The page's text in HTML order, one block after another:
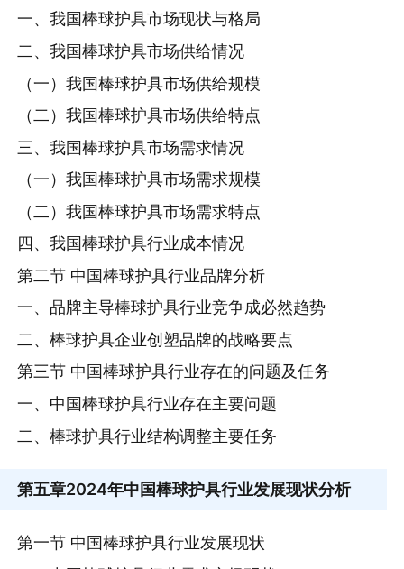
一、我国棒球护具市场现状与格局
二、我国棒球护具市场供给情况
（一）我国棒球护具市场供给规模
（二）我国棒球护具市场供给特点
三、我国棒球护具市场需求情况
（一）我国棒球护具市场需求规模
（二）我国棒球护具市场需求特点
四、我国棒球护具行业成本情况
第二节 中国棒球护具行业品牌分析
一、品牌主导棒球护具行业竞争成必然趋势
二、棒球护具企业创塑品牌的战略要点
第三节 中国棒球护具行业存在的问题及任务
一、中国棒球护具行业存在主要问题
二、棒球护具行业结构调整主要任务
第五章2024年中国棒球护具行业发展现状分析
第一节 中国棒球护具行业发展现状